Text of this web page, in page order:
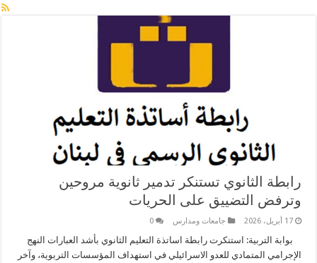
رابطة الثانوي تستنكر تدمير ثانوية مروحين
وترفض التضييق على الحريات
17 أبريل، 2026 جامعات ومدارس 0
بوابة التربية: استنكرت رابطة اساتذة التعليم الثانوي بأشد العبارات النهج
الإجرامي المتمادي للعدو الاسرائيلي في استهداف المؤسسات التربوية، وآخر